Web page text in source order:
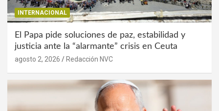
INTERNACIONAL
El Papa pide soluciones de paz, estabilidad y
justicia ante la “alarmante” crisis en Ceuta
agosto 2, 2026 Redacción NVC